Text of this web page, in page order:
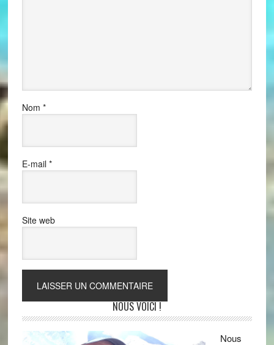
Nom *
E-mail *
Site web
NOUS VOICI !
Nous